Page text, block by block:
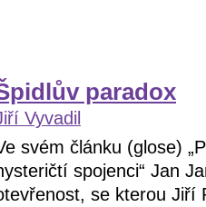
paradox
Vyvadil
svém článku (glose)
spojenci“ Jan
se kterou Jiří